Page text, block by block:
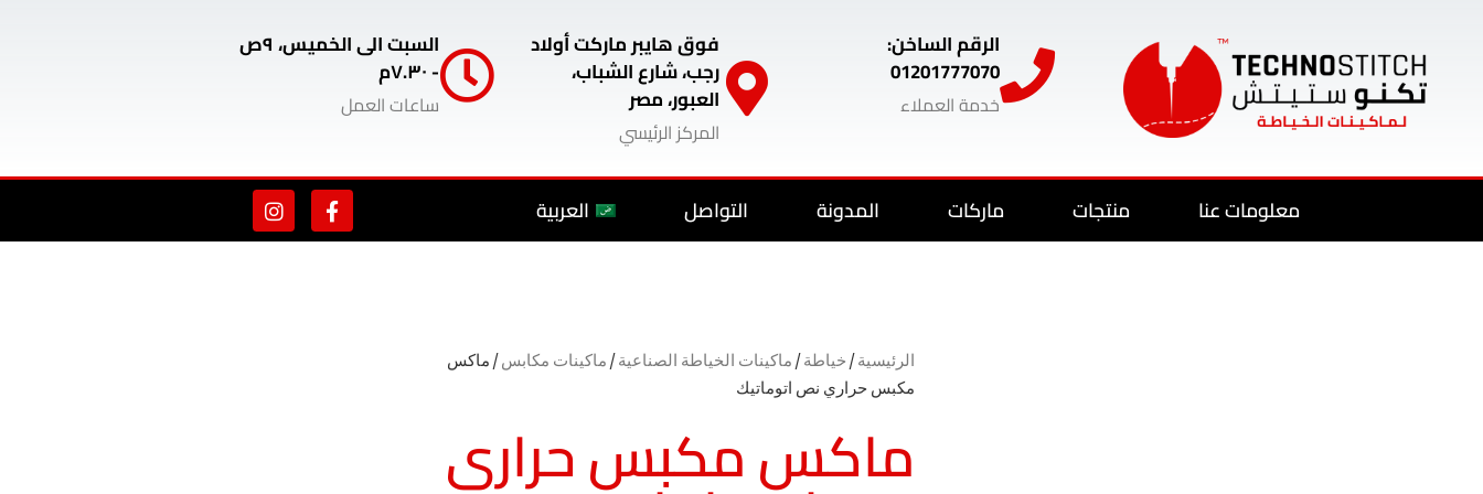
الرقم الساخن:
01201777070
خدمة العملاء
فوق هايبر ماركت أولاد
رجب، شارع الشباب،
العبور، مصر
المركز الرئيسي
السبت الى الخميس، ٩ص
- ٧.٣٠م
ساعات العمل
معلومات عنا منتجات ماركات المدونة التواصل العربية
الرئيسية/ خياطة/ ماكينات الخياطة الصناعية/ ماكينات مكابس/ ماكس
مكبس حراري نص اتوماتيك
ماكس مكبس حراري